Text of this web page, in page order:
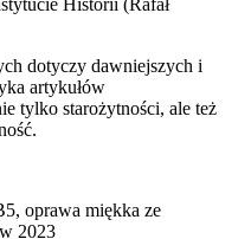
Historii (Rafał
dotyczy dawniejszych i
artykułów
tylko starożytności, ale też
oprawa miękka ze
2023